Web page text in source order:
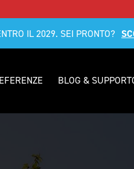
IL 2029. SEI PRONTO?
BLOG &